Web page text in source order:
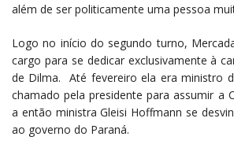
além de ser politicamente uma pessoa
Logo no início do segundo turno,
cargo para se dedicar exclusivamente à
de Dilma. Até fevereiro ela era ministro
chamado pela presidente para assumir a
a então ministra Gleisi Hoffmann se
ao governo do Paraná.